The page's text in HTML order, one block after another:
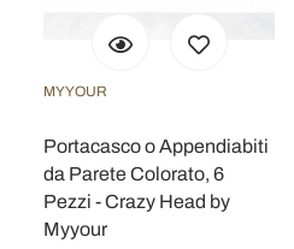
MYYOUR
Portacasco o Appendiabiti
da Parete Colorato, 6
Pezzi - Crazy Head by
Myyour